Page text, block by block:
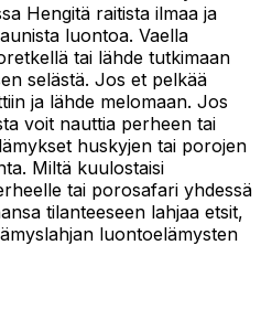
Hengitä raitista ilmaa ja
luontoa. Vaella
tai lähde tutkimaan
selästä. Jos et pelkää
ja lähde melomaan. Jos
voit nauttia perheen tai
huskyjen tai porojen
Miltä kuulostaisi
tai porosafari yhdessä
tilanteeseen lahjaa etsit,
luontoelämysten